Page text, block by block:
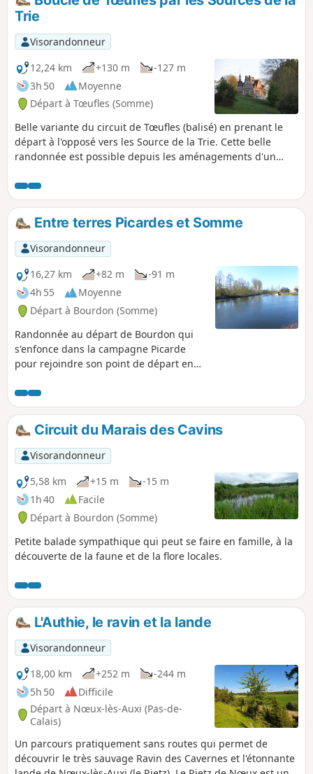
Trie
Visorandonneur
12,24 km
+130 m
-127 m
3h 50
Moyenne
Départ à Tœufles (Somme)
Belle variante du circuit de Tœufles (balisé) en prenant le
départ à l'opposé vers les Source de la Trie. Cette belle
randonnée est possible depuis les aménagements d'un
Communauté de Communes du Vimeu.
Entre terres Picardes et Somme
Visorandonneur
16,27 km
+82 m
-91 m
4h 55
Moyenne
Départ à Bourdon (Somme)
Randonnée au départ de Bourdon qui
s'enfonce dans la campagne Picarde
pour rejoindre son point de départ en
Circuit du Marais des Cavins
Visorandonneur
5,58 km
+15 m
-15 m
1h 40
Facile
Départ à Bourdon (Somme)
Petite balade sympathique qui peut se faire en famille, à la
découverte de la faune et de la flore locales.
L'Authie, le ravin et la lande
Visorandonneur
18,00 km
+252 m
-244 m
5h 50
Difficile
Départ à Nœux-lès-Auxi (Pas-de-
Calais)
Un parcours pratiquement sans routes qui permet de
découvrir le très sauvage Ravin des Cavernes et l'étonnante